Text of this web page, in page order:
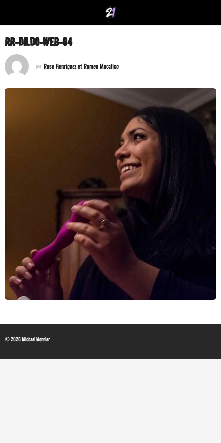
RR-DILDO-WEB-04
par Rose Henriquez et Romeo Mocafico
© 2026 Michael Monnier